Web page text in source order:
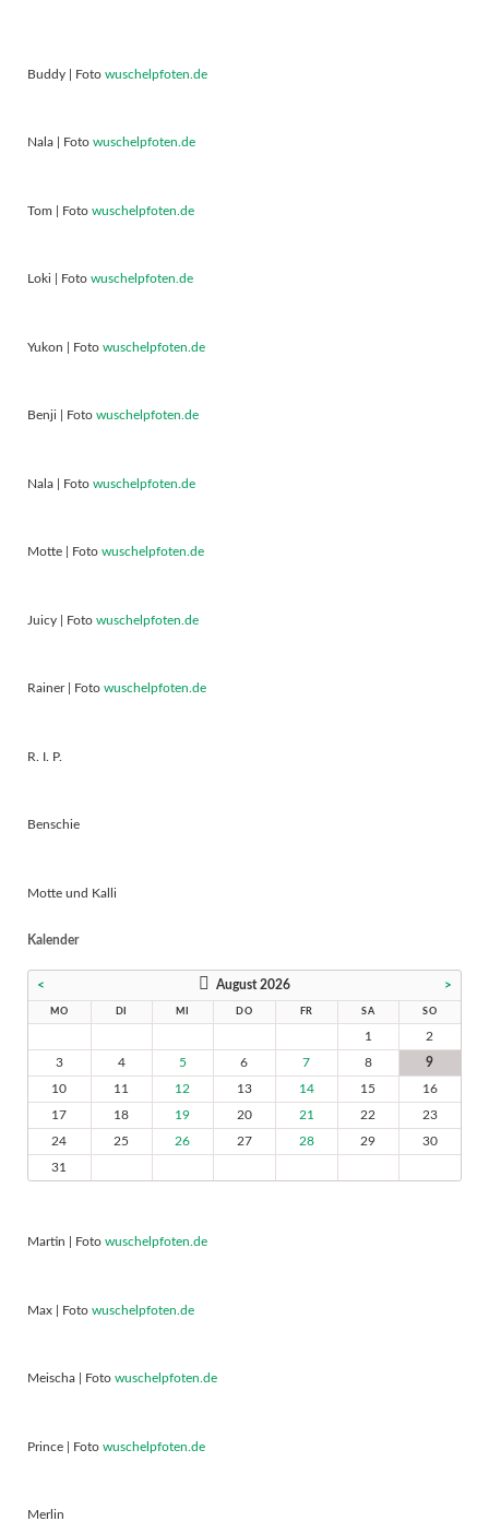
Buddy | Foto wuschelpfoten.de
Nala | Foto wuschelpfoten.de
Tom | Foto wuschelpfoten.de
Loki | Foto wuschelpfoten.de
Yukon | Foto wuschelpfoten.de
Benji | Foto wuschelpfoten.de
Nala | Foto wuschelpfoten.de
Motte | Foto wuschelpfoten.de
Juicy | Foto wuschelpfoten.de
Rainer | Foto wuschelpfoten.de
R. I. P.
Benschie
Motte und Kalli
Kalender
< August 2026 >
MO DI MI DO FR SA SO
1
2
3
4 5 6 7 8
9
10
11 12 13 14 15
16
17
18 19 20 21 22
23
24
25 26 27 28 29
30
31
Martin | Foto wuschelpfoten.de
Max | Foto wuschelpfoten.de
Meischa | Foto wuschelpfoten.de
Prince | Foto wuschelpfoten.de
Merlin